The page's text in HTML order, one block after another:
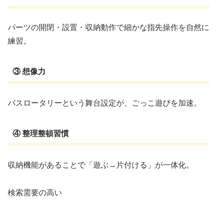
パーツの開閉・設置・収納動作で細かな指先操作を自然に
練習。
③ 想像力
バスロータリーという舞台設定が、ごっこ遊びを加速。
④ 整理整頓習慣
収納機能があることで「遊ぶ→片付ける」が一体化。
検索需要の高い